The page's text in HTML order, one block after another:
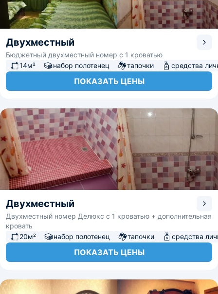
Двухместный
Бюджетный двухместный номер с 1 кроватью
14м²
набор полотенец тапочки средства
ПОКАЗАТЬ ЦЕНЫ
Двухместный
Двухместный номер Делюкс с 1 кроватью + дополнительная
кровать
20м²
набор полотенец тапочки средства
ПОКАЗАТЬ ЦЕНЫ